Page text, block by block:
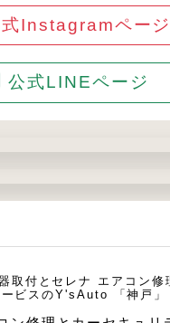
Instagramページ
公式LINEページ
取付とセレナ エアコン
ビスのY'sAuto 「神戸」